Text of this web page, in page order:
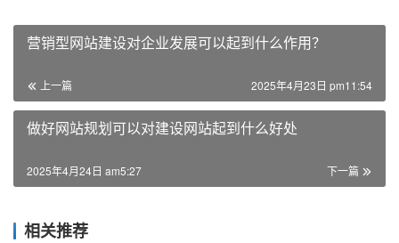
营销型网站建设对企业发展可以起到什么作用？
上一篇 2025年4月23日 pm11:54
做好网站规划可以对建设网站起到什么好处
下一篇
2025年4月24日 am5:27
相关推荐